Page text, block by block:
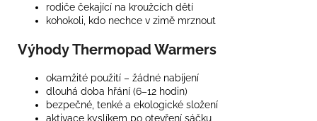
rodiče čekající na kroužcích dětí
kohokoli, kdo nechce v zimě mrznout
Výhody Thermopad Warmers
okamžité použití – žádné nabíjení
dlouhá doba hřání (6–12 hodin)
bezpečné, tenké a ekologické složení
aktivace kyslíkem po otevření sáčku